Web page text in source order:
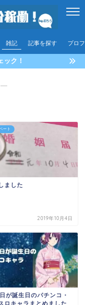
雑記 記事を探す プロ
ック！
―
ート
ました
2019年10月4日
が誕生日のパチンコ・